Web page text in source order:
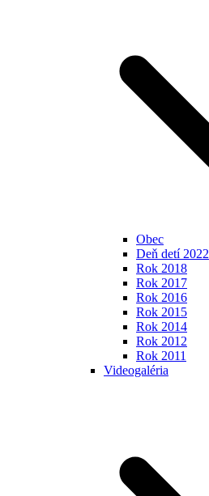
Obec
Deň detí 2022
Rok 2018
Rok 2017
Rok 2016
Rok 2015
Rok 2014
Rok 2012
Rok 2011
Videogaléria